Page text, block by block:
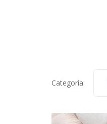
Categoría: